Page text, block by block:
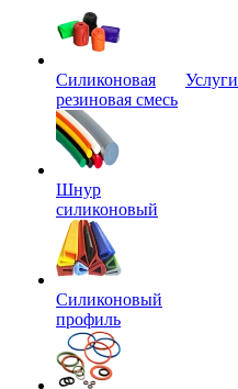
Силиконовая
резиновая смесь
Шнур
силиконовый
Силиконовый
профиль
Услуги